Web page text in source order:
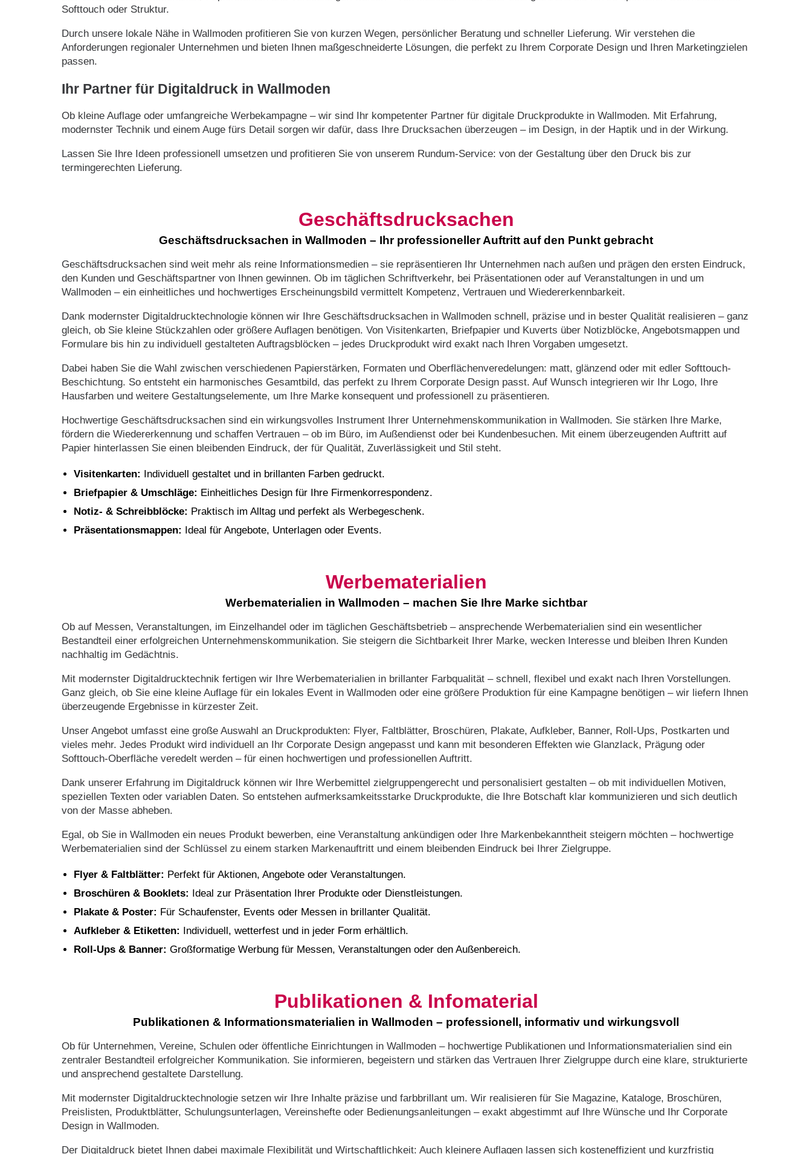
Softtouch oder Struktur.
Durch unsere lokale Nähe in Wallmoden profitieren Sie von kurzen Wegen, persönlicher Beratung und schneller Lieferung. Wir verstehen die
Anforderungen regionaler Unternehmen und bieten Ihnen maßgeschneiderte Lösungen, die perfekt zu Ihrem Corporate Design und Ihren Marketingzielen
passen.
Ihr Partner für Digitaldruck in Wallmoden
Ob kleine Auflage oder umfangreiche Werbekampagne – wir sind Ihr kompetenter Partner für digitale Druckprodukte in Wallmoden. Mit Erfahrung,
modernster Technik und einem Auge fürs Detail sorgen wir dafür, dass Ihre Drucksachen überzeugen – im Design, in der Haptik und in der Wirkung.
Lassen Sie Ihre Ideen professionell umsetzen und profitieren Sie von unserem Rundum-Service: von der Gestaltung über den Druck bis zur
termingerechten Lieferung.
Geschäftsdrucksachen
Geschäftsdrucksachen in Wallmoden – Ihr professioneller Auftritt auf den Punkt gebracht
Geschäftsdrucksachen sind weit mehr als reine Informationsmedien – sie repräsentieren Ihr Unternehmen nach außen und prägen den ersten Eindruck,
den Kunden und Geschäftspartner von Ihnen gewinnen. Ob im täglichen Schriftverkehr, bei Präsentationen oder auf Veranstaltungen in und um
Wallmoden – ein einheitliches und hochwertiges Erscheinungsbild vermittelt Kompetenz, Vertrauen und Wiedererkennbarkeit.
Dank modernster Digitaldrucktechnologie können wir Ihre Geschäftsdrucksachen in Wallmoden schnell, präzise und in bester Qualität realisieren – ganz
gleich, ob Sie kleine Stückzahlen oder größere Auflagen benötigen. Von Visitenkarten, Briefpapier und Kuverts über Notizblöcke, Angebotsmappen und
Formulare bis hin zu individuell gestalteten Auftragsblöcken – jedes Druckprodukt wird exakt nach Ihren Vorgaben umgesetzt.
Dabei haben Sie die Wahl zwischen verschiedenen Papierstärken, Formaten und Oberflächenveredelungen: matt, glänzend oder mit edler Softtouch-
Beschichtung. So entsteht ein harmonisches Gesamtbild, das perfekt zu Ihrem Corporate Design passt. Auf Wunsch integrieren wir Ihr Logo, Ihre
Hausfarben und weitere Gestaltungselemente, um Ihre Marke konsequent und professionell zu präsentieren.
Hochwertige Geschäftsdrucksachen sind ein wirkungsvolles Instrument Ihrer Unternehmenskommunikation in Wallmoden. Sie stärken Ihre Marke,
fördern die Wiedererkennung und schaffen Vertrauen – ob im Büro, im Außendienst oder bei Kundenbesuchen. Mit einem überzeugenden Auftritt auf
Papier hinterlassen Sie einen bleibenden Eindruck, der für Qualität, Zuverlässigkeit und Stil steht.
Visitenkarten: Individuell gestaltet und in brillanten Farben gedruckt.
Briefpapier & Umschläge: Einheitliches Design für Ihre Firmenkorrespondenz.
Notiz- & Schreibblöcke: Praktisch im Alltag und perfekt als Werbegeschenk.
Präsentationsmappen: Ideal für Angebote, Unterlagen oder Events.
Werbematerialien
Werbematerialien in Wallmoden – machen Sie Ihre Marke sichtbar
Ob auf Messen, Veranstaltungen, im Einzelhandel oder im täglichen Geschäftsbetrieb – ansprechende Werbematerialien sind ein wesentlicher
Bestandteil einer erfolgreichen Unternehmenskommunikation. Sie steigern die Sichtbarkeit Ihrer Marke, wecken Interesse und bleiben Ihren Kunden
nachhaltig im Gedächtnis.
Mit modernster Digitaldrucktechnik fertigen wir Ihre Werbematerialien in brillanter Farbqualität – schnell, flexibel und exakt nach Ihren Vorstellungen.
Ganz gleich, ob Sie eine kleine Auflage für ein lokales Event in Wallmoden oder eine größere Produktion für eine Kampagne benötigen – wir liefern Ihnen
überzeugende Ergebnisse in kürzester Zeit.
Unser Angebot umfasst eine große Auswahl an Druckprodukten: Flyer, Faltblätter, Broschüren, Plakate, Aufkleber, Banner, Roll-Ups, Postkarten und
vieles mehr. Jedes Produkt wird individuell an Ihr Corporate Design angepasst und kann mit besonderen Effekten wie Glanzlack, Prägung oder
Softtouch-Oberfläche veredelt werden – für einen hochwertigen und professionellen Auftritt.
Dank unserer Erfahrung im Digitaldruck können wir Ihre Werbemittel zielgruppengerecht und personalisiert gestalten – ob mit individuellen Motiven,
speziellen Texten oder variablen Daten. So entstehen aufmerksamkeitsstarke Druckprodukte, die Ihre Botschaft klar kommunizieren und sich deutlich
von der Masse abheben.
Egal, ob Sie in Wallmoden ein neues Produkt bewerben, eine Veranstaltung ankündigen oder Ihre Markenbekanntheit steigern möchten – hochwertige
Werbematerialien sind der Schlüssel zu einem starken Markenauftritt und einem bleibenden Eindruck bei Ihrer Zielgruppe.
Flyer & Faltblätter: Perfekt für Aktionen, Angebote oder Veranstaltungen.
Broschüren & Booklets: Ideal zur Präsentation Ihrer Produkte oder Dienstleistungen.
Plakate & Poster: Für Schaufenster, Events oder Messen in brillanter Qualität.
Aufkleber & Etiketten: Individuell, wetterfest und in jeder Form erhältlich.
Roll-Ups & Banner: Großformatige Werbung für Messen, Veranstaltungen oder den Außenbereich.
Publikationen & Infomaterial
Publikationen & Informationsmaterialien in Wallmoden – professionell, informativ und wirkungsvoll
Ob für Unternehmen, Vereine, Schulen oder öffentliche Einrichtungen in Wallmoden – hochwertige Publikationen und Informationsmaterialien sind ein
zentraler Bestandteil erfolgreicher Kommunikation. Sie informieren, begeistern und stärken das Vertrauen Ihrer Zielgruppe durch eine klare, strukturierte
und ansprechend gestaltete Darstellung.
Mit modernster Digitaldrucktechnologie setzen wir Ihre Inhalte präzise und farbbrillant um. Wir realisieren für Sie Magazine, Kataloge, Broschüren,
Preislisten, Produktblätter, Schulungsunterlagen, Vereinshefte oder Bedienungsanleitungen – exakt abgestimmt auf Ihre Wünsche und Ihr Corporate
Design in Wallmoden.
Der Digitaldruck bietet Ihnen dabei maximale Flexibilität und Wirtschaftlichkeit: Auch kleinere Auflagen lassen sich kosteneffizient und kurzfristig